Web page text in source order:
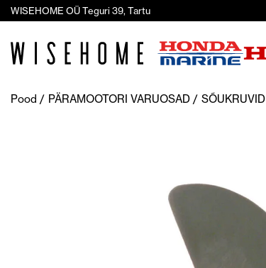
WISEHOME OÜ Teguri 39, Tartu
Pood PÄRAMOOTORI VARUOSAD SÕUKRUVID